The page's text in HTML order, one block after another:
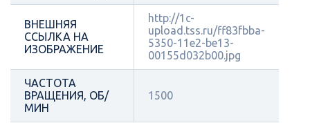
ВНЕШНЯЯ
ССЫЛКА НА
ИЗОБРАЖЕНИЕ
http://1c-
upload.tss.ru/ff83fbba-
5350-11e2-be13-
00155d032b00.jpg
ЧАСТОТА
ВРАЩЕНИЯ, ОБ/
МИН
1500